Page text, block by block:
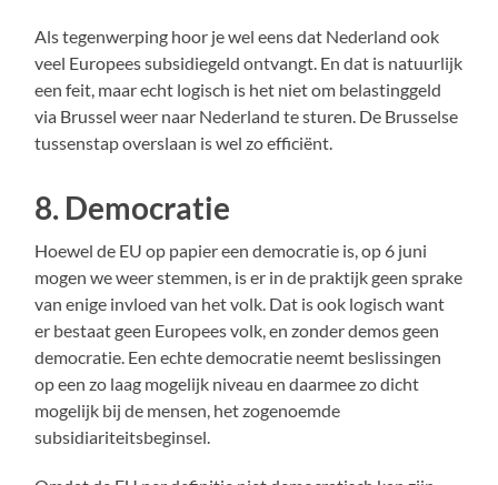
Als tegenwerping hoor je wel eens dat Nederland ook
veel Europees subsidiegeld ontvangt. En dat is natuurlijk
een feit, maar echt logisch is het niet om belastinggeld
via Brussel weer naar Nederland te sturen. De Brusselse
tussenstap overslaan is wel zo efficiënt.
8. Democratie
Hoewel de EU op papier een democratie is, op 6 juni
mogen we weer stemmen, is er in de praktijk geen sprake
van enige invloed van het volk. Dat is ook logisch want
er bestaat geen Europees volk, en zonder demos geen
democratie. Een echte democratie neemt beslissingen
op een zo laag mogelijk niveau en daarmee zo dicht
mogelijk bij de mensen, het zogenoemde
subsidiariteitsbeginsel.